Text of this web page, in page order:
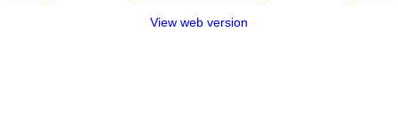
View web version